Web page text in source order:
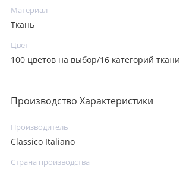
Материал
Ткань
Цвет
100 цветов на выбор/16 категорий ткани
Производство Характеристики
Производитель
Classico Italiano
Страна производства